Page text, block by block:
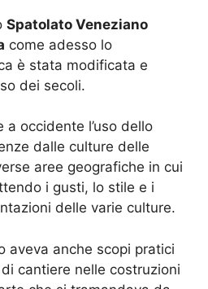
Spatolato Veneziano
come adesso lo
è stata modificata e
dei secoli.
occidente l’uso dello
dalle culture delle
aree geografiche in cui
i gusti, lo stile e i
delle varie culture.
aveva anche scopi pratici
cantiere nelle costruzioni